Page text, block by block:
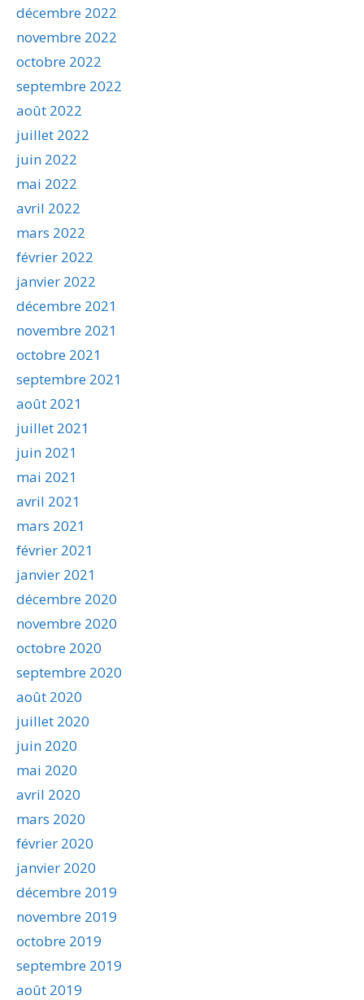
décembre 2022
novembre 2022
octobre 2022
septembre 2022
août 2022
juillet 2022
juin 2022
mai 2022
avril 2022
mars 2022
février 2022
janvier 2022
décembre 2021
novembre 2021
octobre 2021
septembre 2021
août 2021
juillet 2021
juin 2021
mai 2021
avril 2021
mars 2021
février 2021
janvier 2021
décembre 2020
novembre 2020
octobre 2020
septembre 2020
août 2020
juillet 2020
juin 2020
mai 2020
avril 2020
mars 2020
février 2020
janvier 2020
décembre 2019
novembre 2019
octobre 2019
septembre 2019
août 2019